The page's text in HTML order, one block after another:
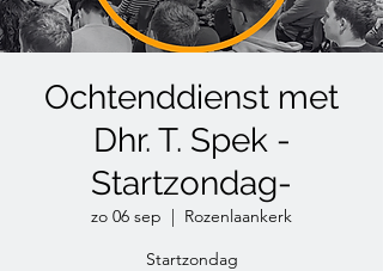
Ochtenddienst met
Dhr. T. Spek -
Startzondag-
zo 06 sep
  |
Rozenlaankerk
Startzondag